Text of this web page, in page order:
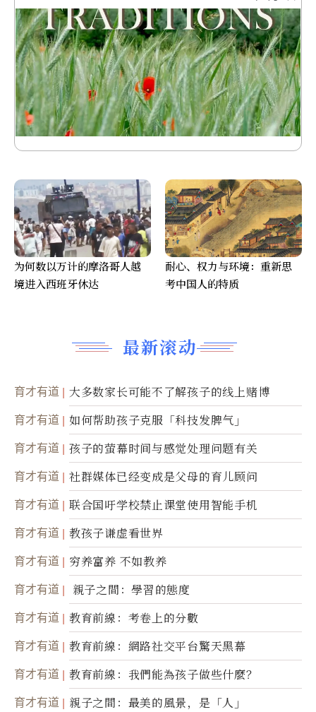
最新滚动
育才有道 大多数家长可能不了解孩子的线上赌博
育才有道 如何帮助孩子克服「科技发脾气」
育才有道 孩子的萤幕时间与感觉处理问题有关
育才有道 社群媒体已经变成是父母的育儿顾问
育才有道 联合国吁学校禁止课堂使用智能手机
育才有道 教孩子谦虚看世界
育才有道 穷养富养 不如教养
育才有道 親子之間：學習的態度
育才有道 教育前線：考卷上的分數
育才有道 教育前線：網路社交平台驚天黑幕
育才有道 教育前線：我們能為孩子做些什麼？
育才有道 親子之間：最美的風景，是「人」
为何数以万计的摩洛哥人越
境进入西班牙休达
耐心、权力与环境：重新思
考中国人的特质